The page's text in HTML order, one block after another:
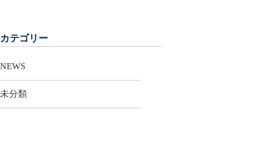
カテゴリー
NEWS
未分類